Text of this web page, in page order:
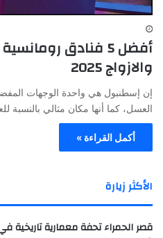
أفضل 5 فنادق
والازواج 2025
إن إسطنبول هي واحدة الوجهات
العسل، كما أنها مكان مثالي بالنسبة
أكمل القراءة »
الأكثر زيارة
قصر الحمراء تحفة معمارية تاريخية